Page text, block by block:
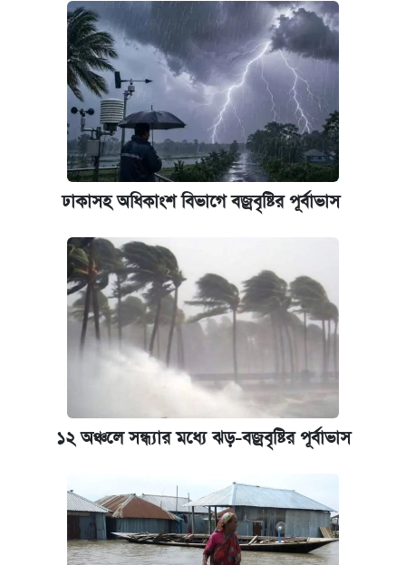
‘গুলশানের চামেলি’ তে যৌনকর্মীর দালাল অ্যাডলফ
আজ শুক্রবার রাজধানীর যেসব মার্কেট-দোকানপাট
কবে শুরু হচ্ছে ঢাবির ভর্তি আবেদন, জানাল কর্তৃপক্ষ
আজকের বাজারে স্বর্ণের দাম (৪ আগস্ট)
নবম জাতীয় পে-স্কেল নিয়ে সর্বশেষ যা জানা গেল
ইপিএস প্রকাশ করেছে ঢাকা ব্যাংক
কবে হবে মেডিকেল ভর্তি পরীক্ষা, জানা গেল যা
এক ক্লিকে জেনে নিন আইফোন ১৮ প্রো ম্যাক্সের
দাম ও ফিচার
আজকের বাজারে স্বর্ণ-রুপার দাম (৫ আগস্ট)
ঢাকাসহ অধিকাংশ বিভাগে বজ্রবৃষ্টির পূর্বাভাস
১২ অঞ্চলে সন্ধ্যার মধ্যে ঝড়-বজ্রবৃষ্টির পূর্বাভাস